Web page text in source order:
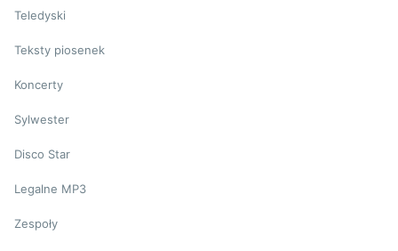
Teledyski
Teksty piosenek
Koncerty
Sylwester
Disco Star
Legalne MP3
Zespoły